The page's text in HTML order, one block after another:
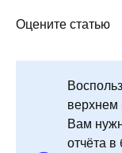
Оцените статью
верхнем
Вам
отчёта